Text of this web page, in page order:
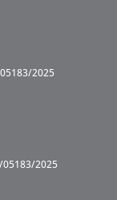
2025
2025